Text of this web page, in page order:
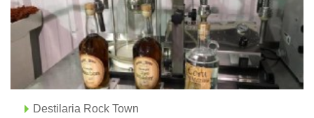
Destilaria Rock Town